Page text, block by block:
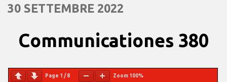
30 SETTEMBRE 2022
Communicationes 380
Page 1 /8 Zoom 100%